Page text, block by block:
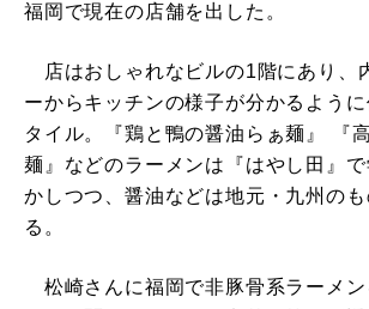
福岡で現在の店舗を出した。
店はおしゃれなビルの1階にあり、
ーからキッチンの様子が分かるよう
タイル。『鶏と鴨の醤油らぁ麺』 『
麺』などのラーメンは『はやし田』
かしつつ、醤油などは地元・九州の
る。
松崎さんに福岡で非豚骨系ラーメン